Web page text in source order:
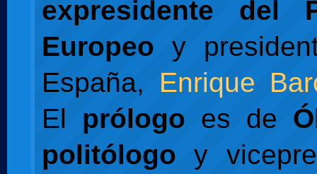
expresidente del
Europeo y
España, Enrique
El prólogo es de
politólogo y